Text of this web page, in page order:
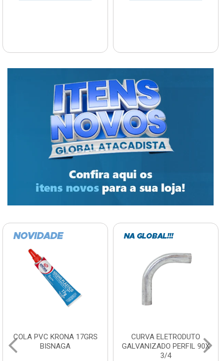
COLA PVC KRONA 17GRS
BISNAGA
CURVA ELETRODUTO
GALVANIZADO PERFIL 90X
3/4